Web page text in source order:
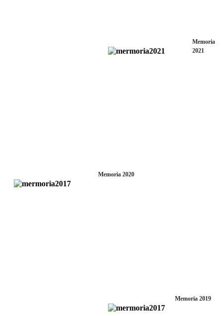
Memoria
2021
Memoria 2020
Memoria 2019